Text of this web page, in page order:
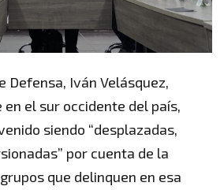
Defensa, Iván Velásquez,
en el sur occidente del país,
siendo “desplazadas,
por cuenta de la
que delinquen en esa